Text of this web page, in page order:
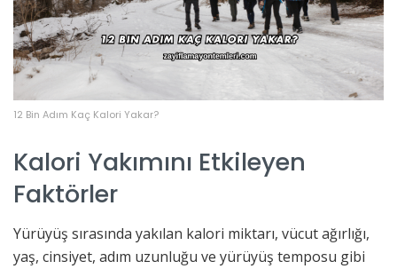
12 Bin Adım Kaç Kalori Yakar?
Kalori Yakımını Etkileyen
Faktörler
Yürüyüş sırasında yakılan kalori miktarı, vücut ağırlığı,
yaş, cinsiyet, adım uzunluğu ve yürüyüş temposu gibi